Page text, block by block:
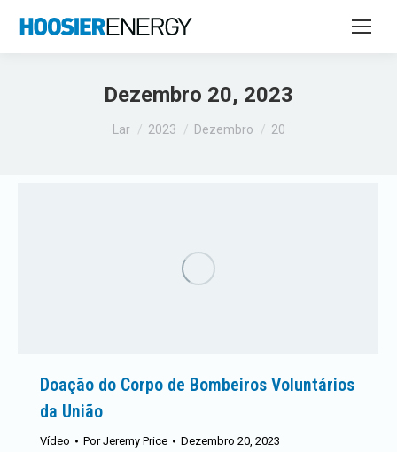
Dezembro 20, 2023
Você está aqui:
Lar 2023 Dezembro 20
Doação do Corpo de Bombeiros Voluntários
da União
Vídeo PorJeremy Price Dezembro 20, 2023